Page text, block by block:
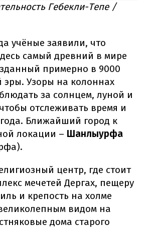
Гебекли-Тепе /
учёные заявили, что
самый древний в мире
примерно в 9000
эры. Узоры на колоннах
за солнцем, луной и
отслеживать время и
Ближайший город к
локации – Шанлыурфа
центр, где стоит
мечетей Дергах, пещеру
и крепость на холме
видом на
дома старого